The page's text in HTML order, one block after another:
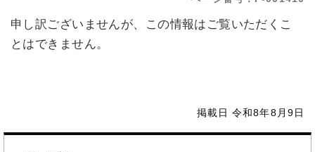
申し訳ございませんが、この情報はご覧いただくこ
とはできません。
掲載日 令和8年8月9日